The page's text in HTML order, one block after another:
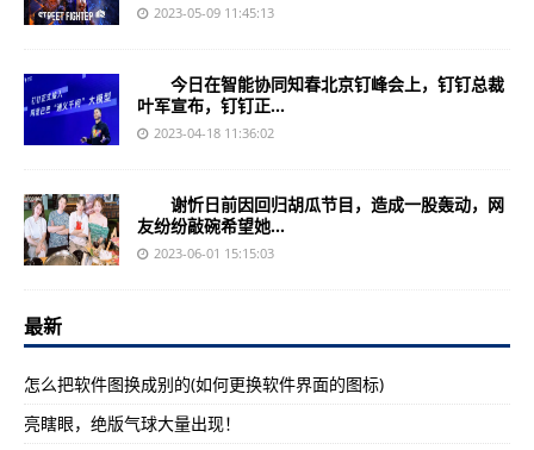
2023-05-09 11:45:13
今日在智能协同知春北京钉峰会上，钉钉总裁
叶军宣布，钉钉正...
2023-04-18 11:36:02
谢忻日前因回归胡瓜节目，造成一股轰动，网
友纷纷敲碗希望她...
2023-06-01 15:15:03
最新
怎么把软件图换成别的(如何更换软件界面的图标)
亮瞎眼，绝版气球大量出现！